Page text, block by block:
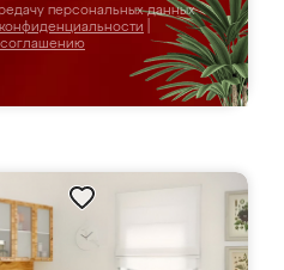
персональных данных
соглашению